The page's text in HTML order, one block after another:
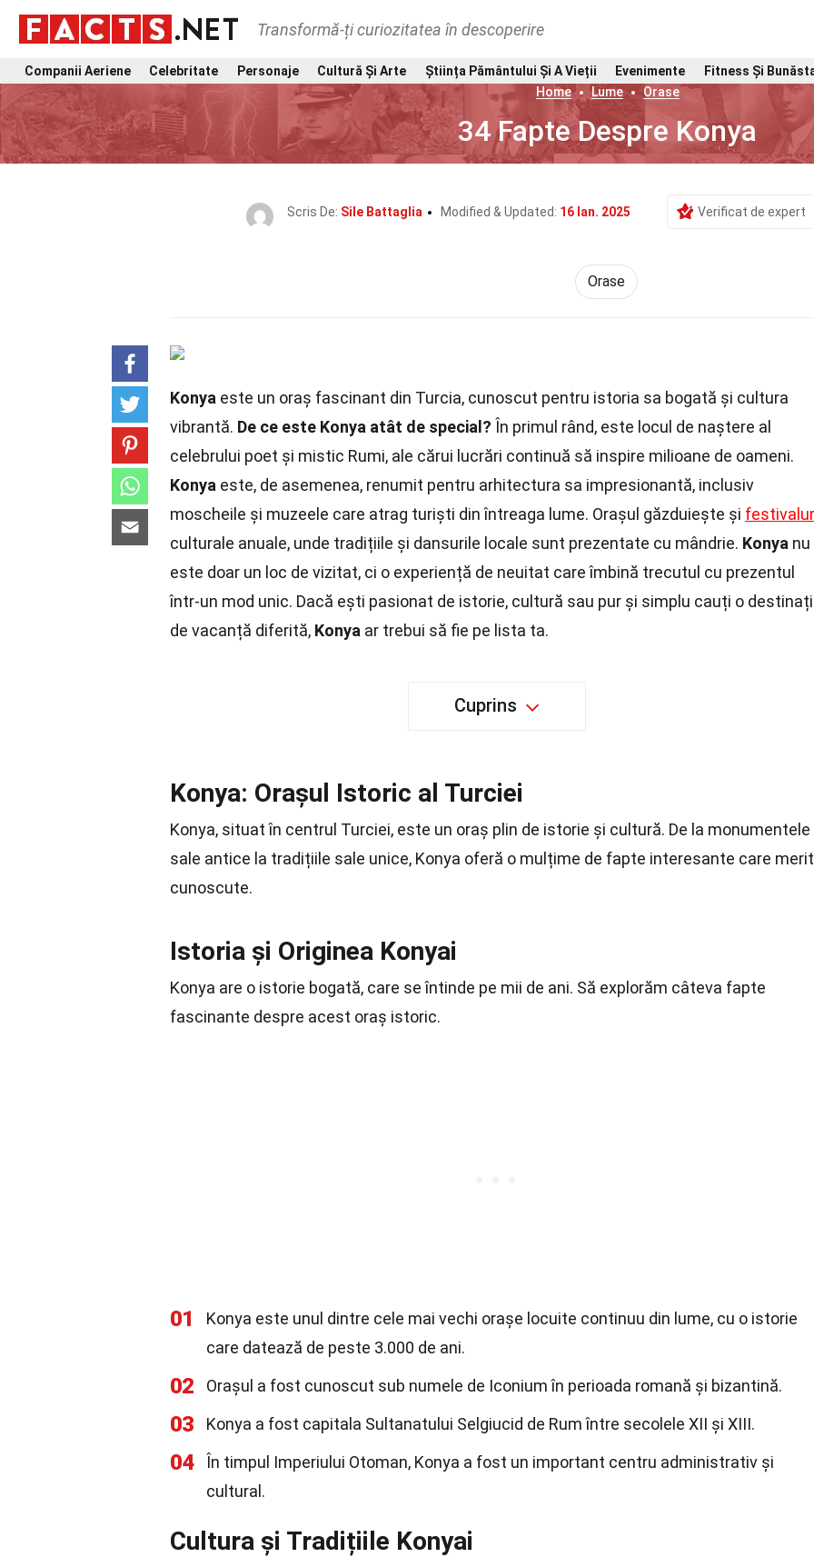
Transformă-ți curiozitatea în descoperire
Companii Aeriene Celebritate Personaje Cultură Și Arte Știința Pământului Și A Vieții Evenimente
Fitness Și
Home
Lume Orase
34 Fapte Despre Konya
Scris De: Sile Battaglia Modified & Updated: 16 Ian. 2025 Verificat de expert
Orase
Konya este un oraș fascinant din Turcia, cunoscut pentru istoria sa bogată și cultura
vibrantă. De ce este Konya atât de special? În primul rând, este locul de naștere al
celebrului poet și mistic Rumi, ale cărui lucrări continuă să inspire milioane de oameni.
Konya este, de asemenea, renumit pentru arhitectura sa impresionantă, inclusiv
moscheile și muzeele care atrag turiști din întreaga lume. Orașul găzduiește și
culturale anuale, unde tradițiile și dansurile locale sunt prezentate cu mândrie. Konya nu
este doar un loc de vizitat, ci o experiență de neuitat care îmbină trecutul cu prezentul
într-un mod unic. Dacă ești pasionat de istorie, cultură sau pur și simplu cauți o
de vacanță diferită, Konya ar trebui să fie pe lista ta.
Cuprins
Konya: Orașul Istoric al Turciei
Konya, situat în centrul Turciei, este un oraș plin de istorie și cultură. De la monumentele
sale antice la tradițiile sale unice, Konya oferă o mulțime de fapte interesante care
cunoscute.
Istoria și Originea Konyai
Konya are o istorie bogată, care se întinde pe mii de ani. Să explorăm câteva fapte
fascinante despre acest oraș istoric.
01
Konya este unul dintre cele mai vechi orașe locuite continuu din lume, cu o istorie
care datează de peste 3.000 de ani.
02 Orașul a fost cunoscut sub numele de Iconium în perioada romană și bizantină.
03 Konya a fost capitala Sultanatului Selgiucid de Rum între secolele XII și XIII.
04
În timpul Imperiului Otoman, Konya a fost un important centru administrativ și
cultural.
Cultura și Tradițiile Konyai